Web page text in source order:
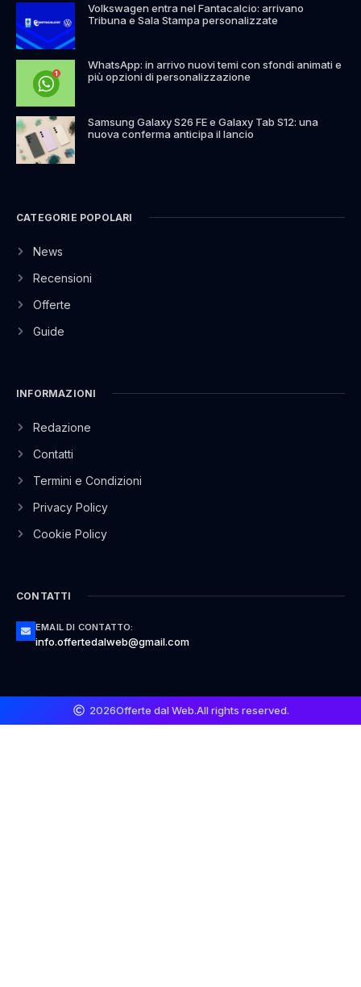
Volkswagen entra nel Fantacalcio: arrivano
Tribuna e Sala Stampa personalizzate
WhatsApp: in arrivo nuovi temi con sfondi animati e
più opzioni di personalizzazione
Samsung Galaxy S26 FE e Galaxy Tab S12: una
nuova conferma anticipa il lancio
CATEGORIE POPOLARI
News
Recensioni
Offerte
Guide
INFORMAZIONI
Redazione
Contatti
Termini e Condizioni
Privacy Policy
Cookie Policy
CONTATTI
EMAIL DI CONTATTO:
info.offertedalweb@gmail.com
2026Offerte dal Web.All rights reserved.